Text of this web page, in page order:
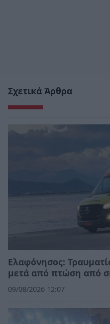
Σχετικά Άρθρα
Ελαφόνησος:
μετά από πτώση από
09/08/2026 12:07